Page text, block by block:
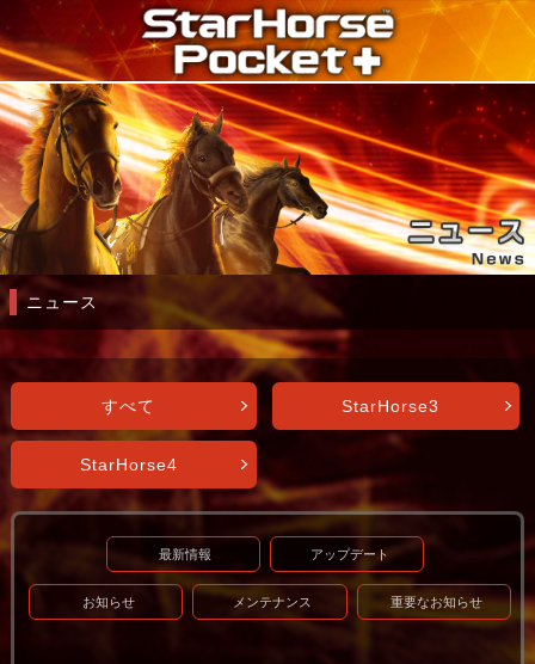
ニュース
すべて StarHorse3
StarHorse4
最新情報 アップデート
お知らせ メンテナンス 重要なお知らせ